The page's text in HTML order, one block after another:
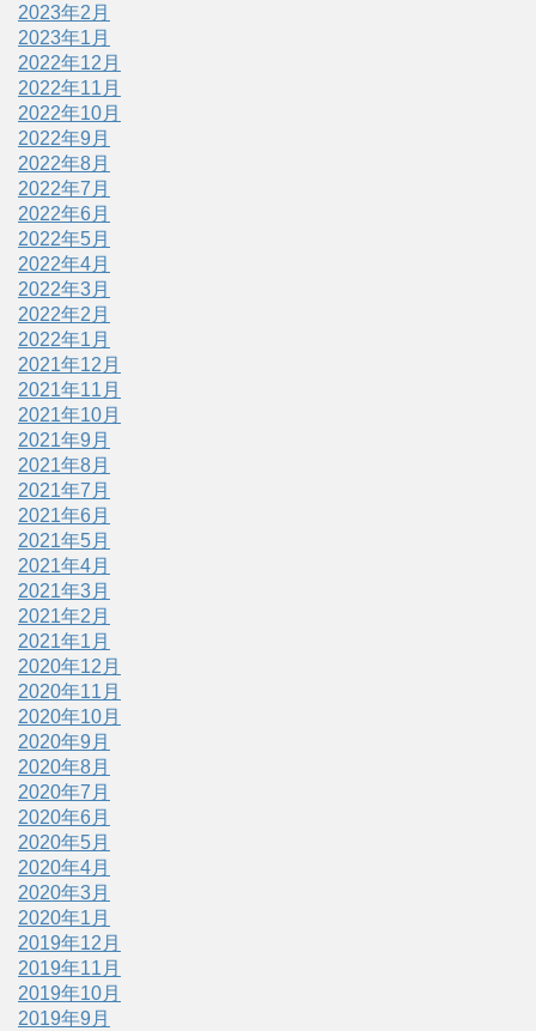
2023年2月
2023年1月
2022年12月
2022年11月
2022年10月
2022年9月
2022年8月
2022年7月
2022年6月
2022年5月
2022年4月
2022年3月
2022年2月
2022年1月
2021年12月
2021年11月
2021年10月
2021年9月
2021年8月
2021年7月
2021年6月
2021年5月
2021年4月
2021年3月
2021年2月
2021年1月
2020年12月
2020年11月
2020年10月
2020年9月
2020年8月
2020年7月
2020年6月
2020年5月
2020年4月
2020年3月
2020年1月
2019年12月
2019年11月
2019年10月
2019年9月